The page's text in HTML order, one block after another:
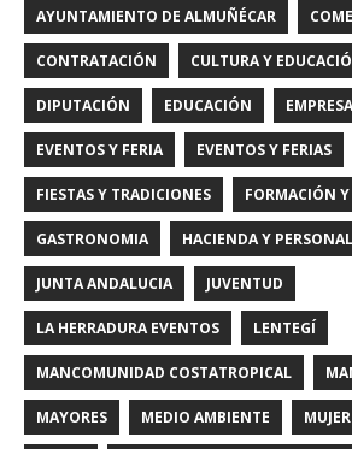
AYUNTAMIENTO DE ALMUÑÉCAR
CONTRATACIÓN CULTURA Y
DIPUTACIÓN EDUCACIÓN
EVENTOS Y FERIA EVENTOS Y FERIAS
FIESTAS Y TRADICIONES FORMACIÓN
GASTRONOMIA HACIENDA Y PERSONAL
JUNTA ANDALUCIA JUVENTUD
LA HERRADURA EVENTOS LENTEGÍ
MANCOMUNIDAD COSTATROPICAL
MAYORES MEDIO AMBIENTE